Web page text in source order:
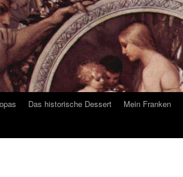
Das historische Dessert Mein Franken